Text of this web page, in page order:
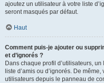
ajoutez un utilisateur à votre liste
seront masqués par défaut.
Haut
Comment puis-je ajouter ou
et d’ignorés ?
Dans chaque profil d’utilisateurs,
liste d’amis ou d’ignorés. De
utilisateurs depuis le panneau de